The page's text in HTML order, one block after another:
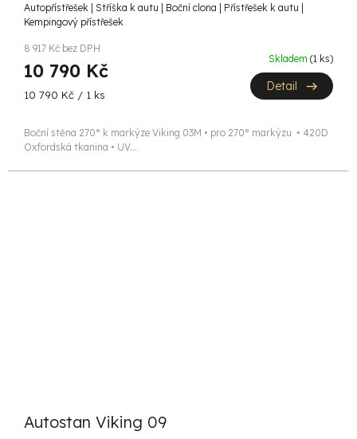
Autopřístřešek | Stříška k autu | Boční clona | Přístřešek k autu |
Kempingový přístřešek
8 917 Kč bez DPH
10 790 Kč
Měrná
10 790 Kč / 1 ks
Skladem (1 ks)
Detail
Boční stěna 270° k markýze Viking 03M • pro 270° markýzu • 420D
Oxfordská tkanina • UV...
Autostan Viking 09